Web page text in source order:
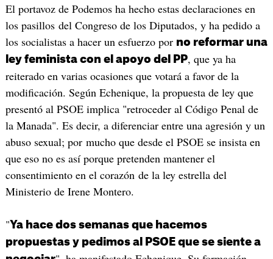
El portavoz de Podemos ha hecho estas declaraciones en
los pasillos del Congreso de los Diputados, y ha pedido a
los socialistas a hacer un esfuerzo por no reformar una
ley feminista con el apoyo del PP, que ya ha
reiterado en varias ocasiones que votará a favor de la
modificación. Según Echenique, la propuesta de ley que
presentó al PSOE implica "retroceder al Código Penal de
la Manada". Es decir, a diferenciar entre una agresión y un
abuso sexual; por mucho que desde el PSOE se insista en
que eso no es así porque pretenden mantener el
consentimiento en el corazón de la ley estrella del
Ministerio de Irene Montero.
"Ya hace dos semanas que hacemos
propuestas y pedimos al PSOE que se siente a